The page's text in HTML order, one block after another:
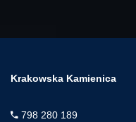
Krakowska Kamienica
798 280 189